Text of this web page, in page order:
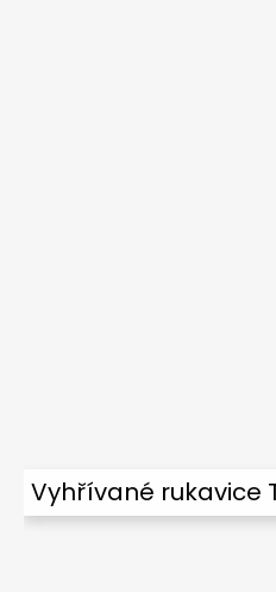
Vyhřívané rukavice